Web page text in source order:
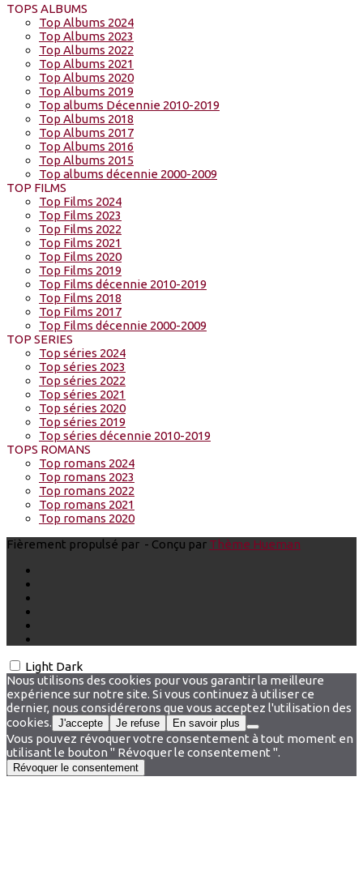
TOPS ALBUMS
Top Albums 2024
Top Albums 2023
Top Albums 2022
Top Albums 2021
Top Albums 2020
Top Albums 2019
Top albums Décennie 2010-2019
Top Albums 2018
Top Albums 2017
Top Albums 2016
Top Albums 2015
Top albums décennie 2000-2009
TOP FILMS
Top Films 2024
Top Films 2023
Top Films 2022
Top Films 2021
Top Films 2020
Top Films 2019
Top Films décennie 2010-2019
Top Films 2018
Top Films 2017
Top Films décennie 2000-2009
TOP SERIES
Top séries 2024
Top séries 2023
Top séries 2022
Top séries 2021
Top séries 2020
Top séries 2019
Top séries décennie 2010-2019
TOPS ROMANS
Top romans 2024
Top romans 2023
Top romans 2022
Top romans 2021
Top romans 2020
Fièrement propulsé par - Conçu par Thème Hueman
Light Dark
Nous utilisons des cookies pour vous garantir la meilleure
expérience sur notre site. Si vous continuez à utiliser ce
dernier, nous considérerons que vous acceptez l'utilisation des
cookies. J'accepte Je refuse En savoir plus
Vous pouvez révoquer votre consentement à tout moment en
utilisant le bouton " Révoquer le consentement ".
Révoquer le consentement